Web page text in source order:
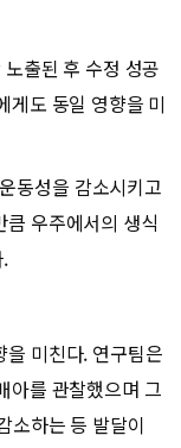
출된 후 수정 성공
게도 동일 영향을 미
동성을 감소시키고
우주에서의 생식
을 미친다. 연구팀은
아를 관찰했으며 그
소하는 등 발달이